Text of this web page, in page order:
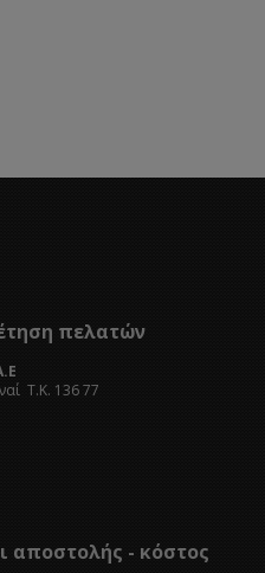
πελατών
Τ.Κ. 136 77
αποστολής - κόστος